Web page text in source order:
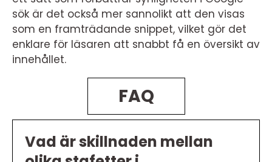
sök är det också mer sannolikt att den visas
som en framträdande snippet, vilket gör det
enklare för läsaren att snabbt få en översikt av
innehållet.
FAQ
Vad är skillnaden mellan